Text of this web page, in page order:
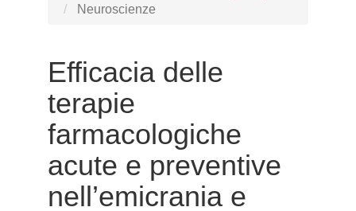
Neuroscienze
Efficacia delle
terapie
farmacologiche
acute e preventive
nell’emicrania e